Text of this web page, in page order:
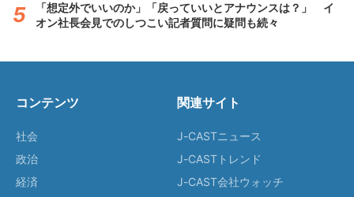
「想定外でいいのか」「戻っていいとアナウンスは？」 イ
オン社長会見でのしつこい記者質問に疑問も続々
コンテンツ
社会
政治
経済
関連サイト
J-CASTニュース
J-CASTトレンド
J-CAST会社ウォッチ